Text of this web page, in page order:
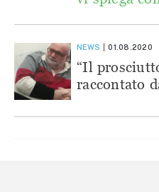
NEWS 01.08.2020
“Il
raccontato